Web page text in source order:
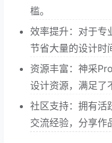
槛。
效率提升：对于专
节省大量的设计时
资源丰富：神采
设计资源，满足了
社区支持：拥有活
交流经验，分享作